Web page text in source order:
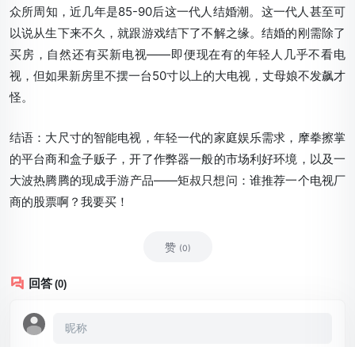
众所周知，近几年是85-90后这一代人结婚潮。这一代人甚至可
以说从生下来不久，就跟游戏结下了不解之缘。结婚的刚需除了
买房，自然还有买新电视——即便现在有的年轻人几乎不看电
视，但如果新房里不摆一台50寸以上的大电视，丈母娘不发飙才
怪。
结语： 大尺寸的智能电视，年轻一代的家庭娱乐需求，摩拳擦掌
的平台商和盒子贩子，开了作弊器一般的市场利好环境，以及一
大波热腾腾的现成手游产品——矩叔只想问：谁推荐一个电视厂
商的股票啊？我要买！
赞 (0)
回答 (0)